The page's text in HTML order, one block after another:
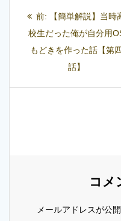
稿
ビ
前:
過
去
の
【簡単解説】当時
校生だった俺が自分用
もどきを作った話【第
話】
コメ
メールアドレスが公